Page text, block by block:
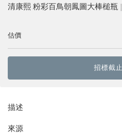
清康熙 粉彩百鳥朝鳳圖大棒槌瓶 |
估價
招標截止
描述
來源